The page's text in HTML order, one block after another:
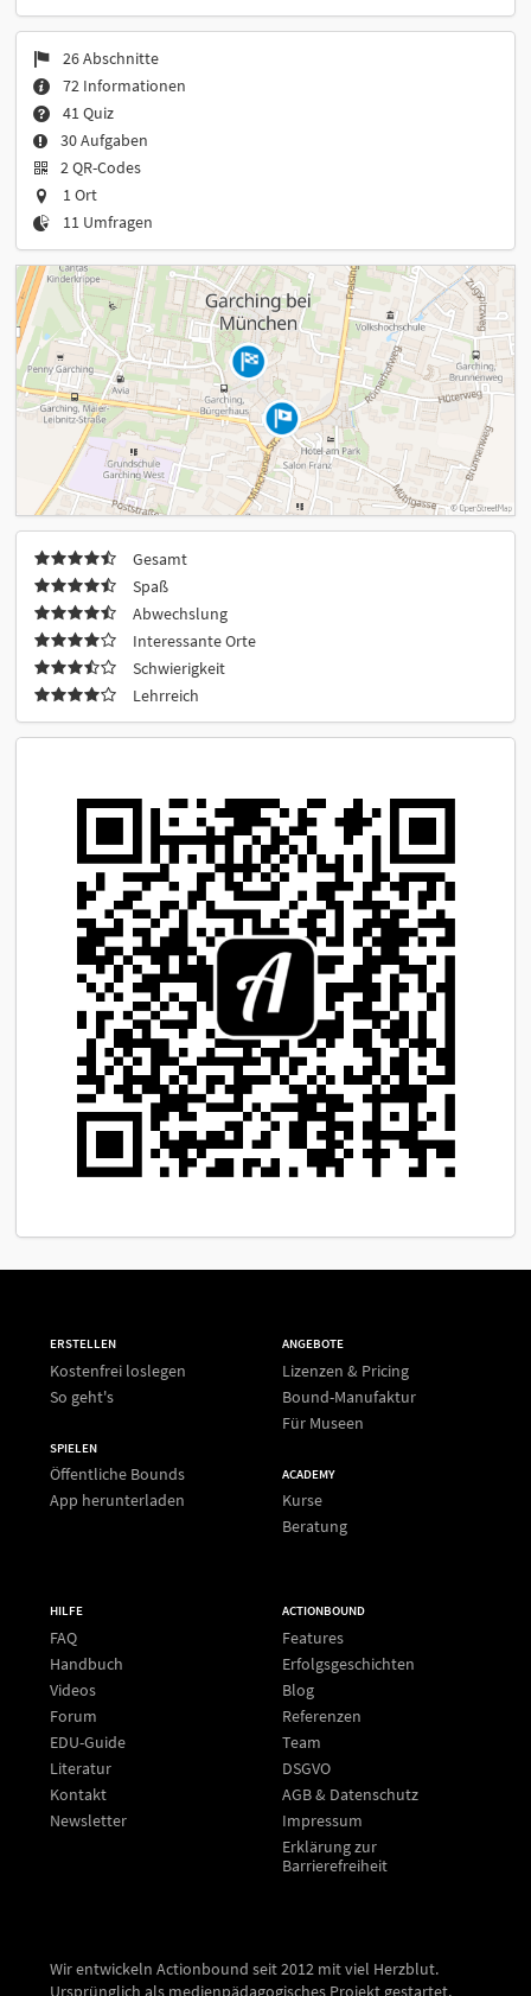
26 Abschnitte
72 Informationen
41 Quiz
30 Aufgaben
2 QR-Codes
1 Ort
11 Umfragen
Gesamt
Spaß
Abwechslung
Interessante Orte
Schwierigkeit
Lehrreich
ERSTELLEN
Kostenfrei loslegen
So geht's
SPIELEN
Öffentliche Bounds
App herunterladen
ANGEBOTE
Lizenzen & Pricing
Bound-Manufaktur
Für Museen
ACADEMY
Kurse
Beratung
HILFE
FAQ
Handbuch
Videos
Forum
EDU-Guide
Literatur
Kontakt
Newsletter
ACTIONBOUND
Features
Erfolgsgeschichten
Blog
Referenzen
Team
DSGVO
AGB & Datenschutz
Impressum
Erklärung zur
Barrierefreiheit
Wir entwickeln Actionbound seit 2012 mit viel Herzblut.
Ursprünglich als medienpädagogisches Projekt gestartet,